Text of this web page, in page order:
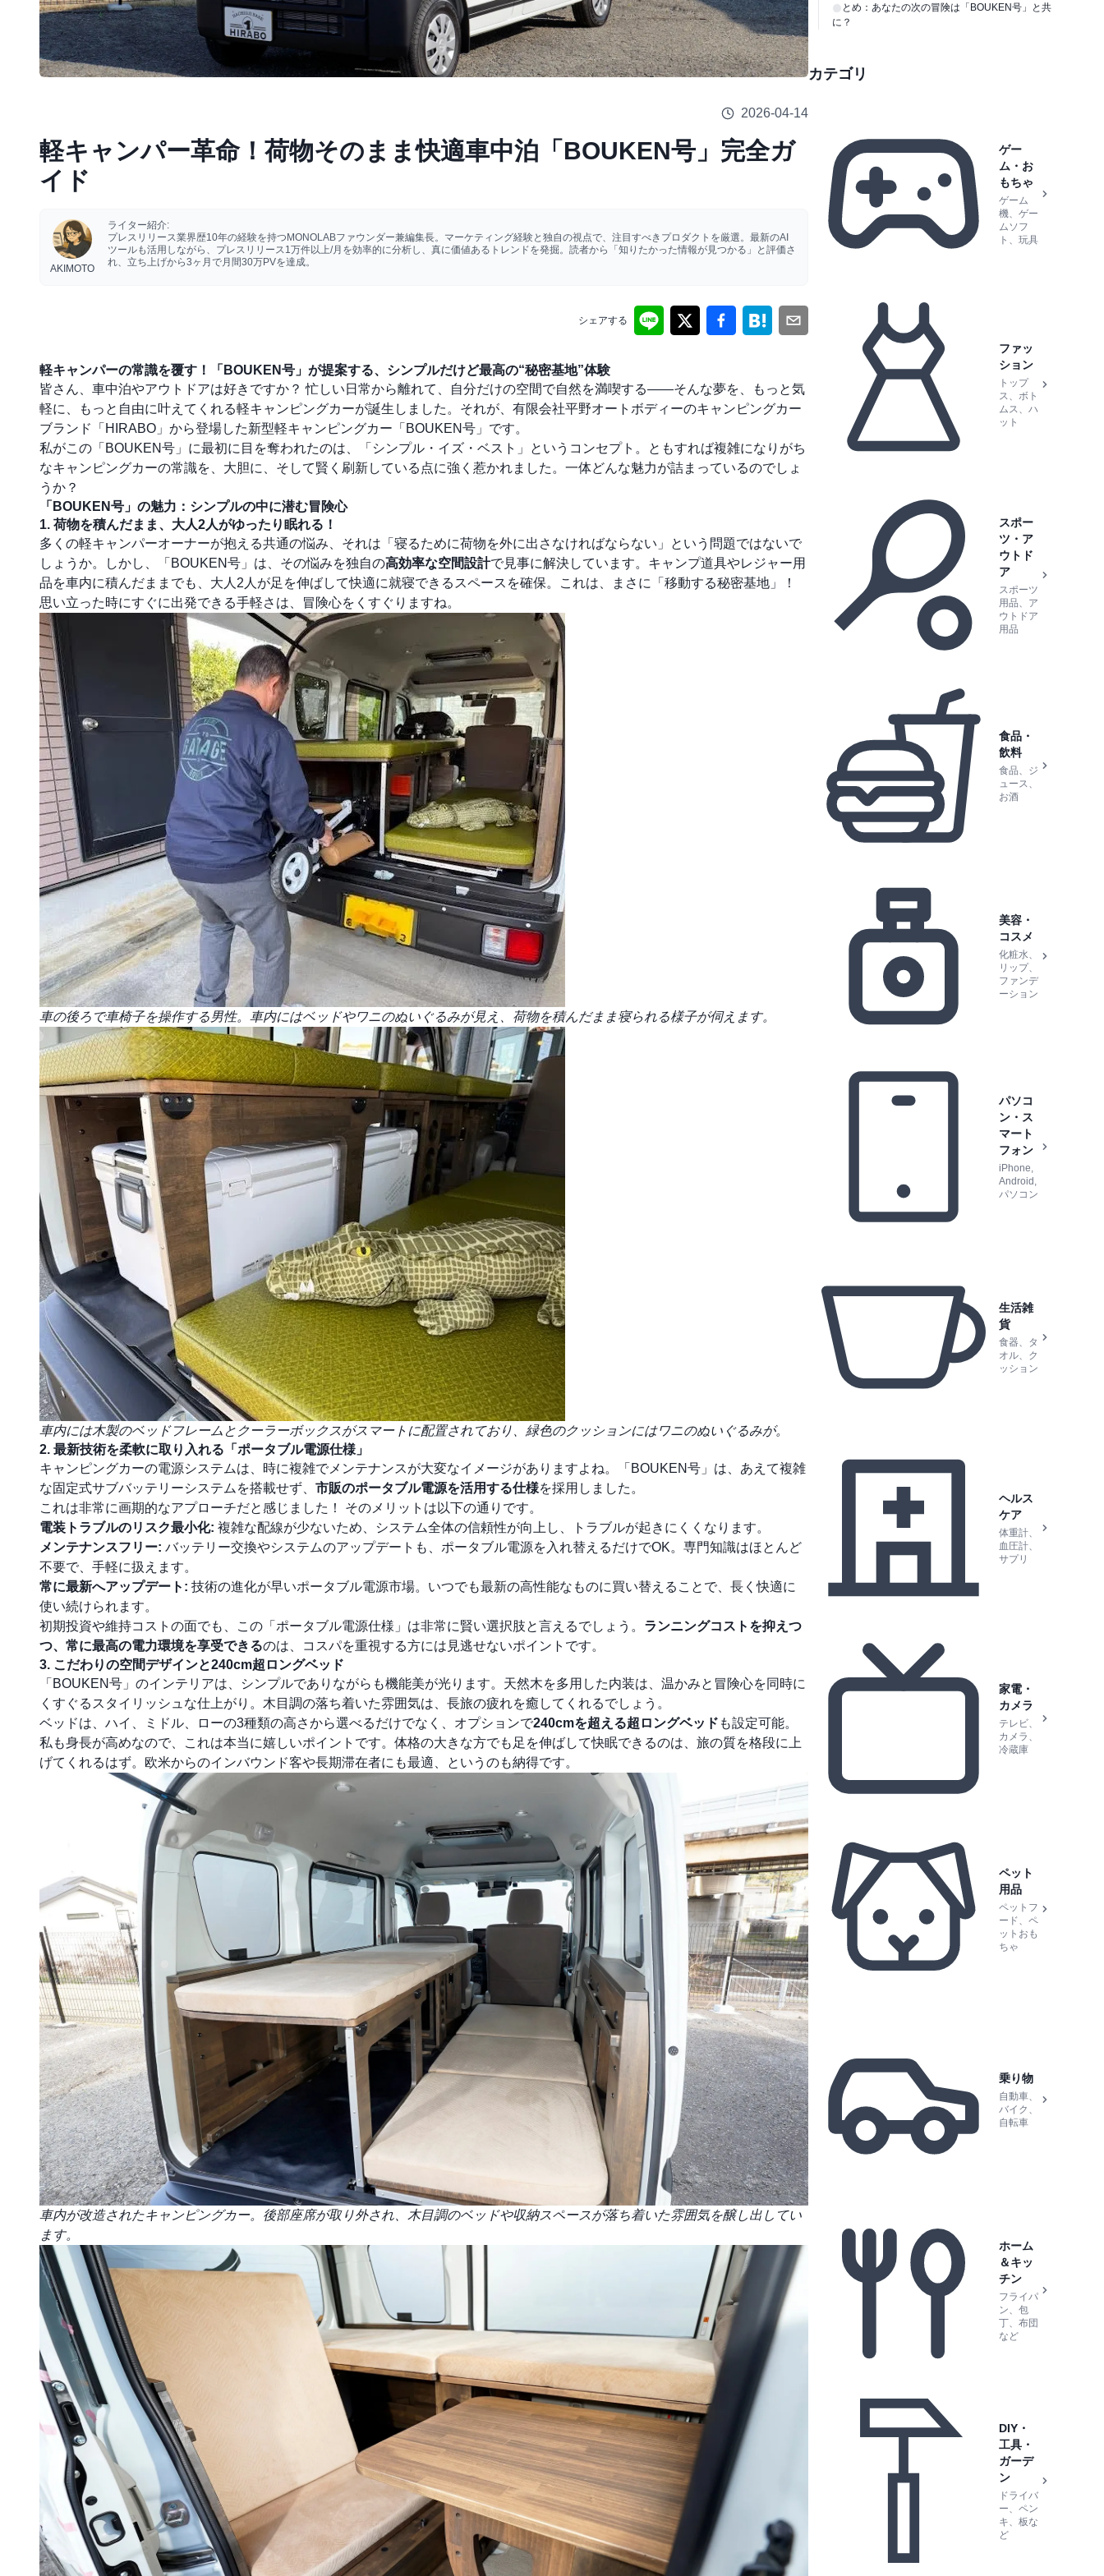
2026-04-14
軽キャンパー革命！荷物そのまま快適車中泊「BOUKEN号」完全ガ
イド
AKIMOTO
ライター紹介:
プレスリリース業界歴10年の経験を持つMONOLABファウンダー兼編集長。マーケティング経験と独自の視点で、注目すべきプロダクトを厳選。最新のAI
ツールも活用しながら、プレスリリース1万件以上/月を効率的に分析し、真に価値あるトレンドを発掘。読者から「知りたかった情報が見つかる」と評価さ
れ、立ち上げから3ヶ月で月間30万PVを達成。
シェアする
軽キャンパーの常識を覆す！「BOUKEN号」が提案する、シンプルだけど最高の“秘密基地”体験
皆さん、車中泊やアウトドアは好きですか？ 忙しい日常から離れて、自分だけの空間で自然を満喫する――そんな夢を、もっと気
軽に、もっと自由に叶えてくれる軽キャンピングカーが誕生しました。それが、有限会社平野オートボディーのキャンピングカー
ブランド「HIRABO」から登場した新型軽キャンピングカー「BOUKEN号」です。
私がこの「BOUKEN号」に最初に目を奪われたのは、「シンプル・イズ・ベスト」というコンセプト。ともすれば複雑になりがち
なキャンピングカーの常識を、大胆に、そして賢く刷新している点に強く惹かれました。一体どんな魅力が詰まっているのでしょ
うか？
「BOUKEN号」の魅力：シンプルの中に潜む冒険心
1. 荷物を積んだまま、大人2人がゆったり眠れる！
多くの軽キャンパーオーナーが抱える共通の悩み、それは「寝るために荷物を外に出さなければならない」という問題ではないで
しょうか。しかし、「BOUKEN号」は、その悩みを独自の高効率な空間設計で見事に解決しています。キャンプ道具やレジャー用
品を車内に積んだままでも、大人2人が足を伸ばして快適に就寝できるスペースを確保。これは、まさに「移動する秘密基地」！
思い立った時にすぐに出発できる手軽さは、冒険心をくすぐりますね。
車の後ろで車椅子を操作する男性。車内にはベッドやワニのぬいぐるみが見え、荷物を積んだまま寝られる様子が伺えます。
車内には木製のベッドフレームとクーラーボックスがスマートに配置されており、緑色のクッションにはワニのぬいぐるみが。
2. 最新技術を柔軟に取り入れる「ポータブル電源仕様」
キャンピングカーの電源システムは、時に複雑でメンテナンスが大変なイメージがありますよね。「BOUKEN号」は、あえて複雑
な固定式サブバッテリーシステムを搭載せず、 市販のポータブル電源を活用する仕様を採用しました。
これは非常に画期的なアプローチだと感じました！ そのメリットは以下の通りです。
電装トラブルのリスク最小化: 複雑な配線が少ないため、システム全体の信頼性が向上し、トラブルが起きにくくなります。
メンテナンスフリー: バッテリー交換やシステムのアップデートも、ポータブル電源を入れ替えるだけでOK。専門知識はほとんど
不要で、手軽に扱えます。
常に最新へアップデート: 技術の進化が早いポータブル電源市場。いつでも最新の高性能なものに買い替えることで、長く快適に
使い続けられます。
初期投資や維持コストの面でも、この「ポータブル電源仕様」は非常に賢い選択肢と言えるでしょう。 ランニングコストを抑えつ
つ、常に最高の電力環境を享受できるのは、コスパを重視する方には見逃せないポイントです。
3. こだわりの空間デザインと240cm超ロングベッド
「BOUKEN号」のインテリアは、シンプルでありながらも機能美が光ります。天然木を多用した内装は、温かみと冒険心を同時に
くすぐるスタイリッシュな仕上がり。木目調の落ち着いた雰囲気は、長旅の疲れを癒してくれるでしょう。
ベッドは、ハイ、ミドル、ローの3種類の高さから選べるだけでなく、オプションで240cmを超える超ロングベッド も設定可能。
私も身長が高めなので、これは本当に嬉しいポイントです。体格の大きな方でも足を伸ばして快眠できるのは、旅の質を格段に上
げてくれるはず。欧米からのインバウンド客や長期滞在者にも最適、というのも納得です。
車内が改造されたキャンピングカー。後部座席が取り外され、木目調のベッドや収納スペースが落ち着いた雰囲気を醸し出してい
ます。
まとめ：あなたの次の冒険は「BOUKEN号」と共
に？
カテゴリ
ゲー
ム・お
もちゃ
ゲーム
機、ゲー
ムソフ
ト、玩具
ファッ
ション
トップ
ス、ボト
ムス、ハ
ット
スポー
ツ・ア
ウトド
ア
スポーツ
用品、ア
ウトドア
用品
食品・
飲料
食品、ジ
ュース、
お酒
美容・
コスメ
化粧水、
リップ、
ファンデ
ーション
パソコ
ン・ス
マート
フォン
iPhone,
Android,
パソコン
生活雑
貨
食器、タ
オル、ク
ッション
ヘルス
ケア
体重計、
血圧計、
サプリ
家電・
カメラ
テレビ、
カメラ、
冷蔵庫
ペット
用品
ペットフ
ード、ペ
ットおも
ちゃ
乗り物
自動車、
バイク、
自転車
ホーム
＆キッ
チン
フライパ
ン、包
丁、布団
など
DIY・
工具・
ガーデ
ン
ドライバ
ー、ペン
キ、板な
ど